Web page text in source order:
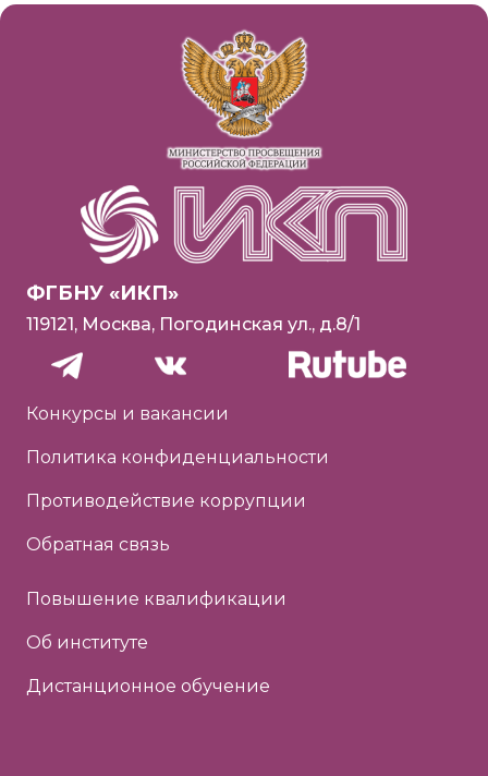
ФГБНУ «ИКП»
119121, Москва, Погодинская ул., д.8/1
Конкурсы и вакансии
Политика конфиденциальности
Противодействие коррупции
Обратная связь
Повышение квалификации
Об институте
Дистанционное обучение